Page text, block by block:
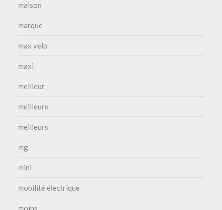
maison
marque
max velo
maxi
meilleur
meilleure
meilleurs
mg
mini
mobilité électrique